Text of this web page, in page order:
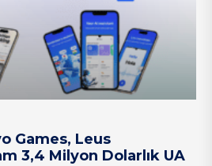
Games, Leus
3,4 Milyon Dolarlık UA